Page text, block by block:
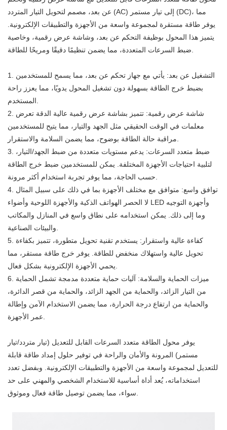
عن بعد، مصمم لتحويل التيار المتردد (AC) إلى تيار مستمر (DC)، مما
يوفر طاقة مستقرة لمجموعة واسعة من الأجهزة والتطبيقات الإلكترونية.
يتميز هذا المحول بوظيفة التحكم عن بعد، وشاشة عرض رقمية، وخاصية
1. التشغيل عن بعد: يأتي مع جهاز تحكم عن بعد، مما يسمح للمستخدمين
بضبط خرج الطاقة بسهولة دون تشغيل المحول يدويًا، مما يعزز راحة
2. شاشة عرض رقمية: تتميز بشاشة عرض رقمية عالية الدقة تعرض
معلمات في الوقت الحقيقي مثل الجهد والتيار، مما يتيح للمستخدمين
3. ضبط متعدد السرعات: يدعم مستويات متعددة من ضبط الجهد/التيار،
لتلبية احتياجات الأجهزة المختلفة. يمكن للمستخدمين ضبط خرج الطاقة
4. توافق واسع: متوافق مع مختلف الأجهزة بما في ذلك على سبيل المثال
لا الحصر الهواتف الذكية والأجهزة اللوحية وأضواء LED وأجهزة التوجيه
وما إلى ذلك. يمكن استخدامه على نطاق واسع في المنازل والمكاتب
5. كفاءة عالية واستقرار: يستخدم تقنية تحويل متطورة، تتميز بكفاءة
تحويل عالية واستهلاك منخفض للطاقة. يوفر خرج طاقة مستقر، مما
6. ميزات الحماية والسلامة: آليات حماية متعددة مدمجة تشمل الحماية
من التيار الزائد، والحماية من الجهد الزائد، والحماية من قصر الدائرة،
والحماية من ارتفاع درجة الحرارة، مما يضمن الاستخدام الآمن وإطالة
يوفر محول الطاقة متعدد السرعات القابل للتعديل (تيار متردد/تيار
مستمر) المرونة والأمان والراحة في توفير حلول إمداد طاقة قابلة
للتعديل لمجموعة واسعة من الأجهزة والتطبيقات الإلكترونية. وبفضل تعدد
استخداماته، يُعد أداة أساسية للاستخدام الشخصي والمهني على حد